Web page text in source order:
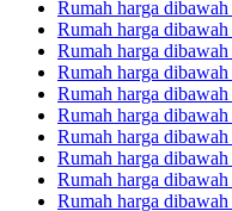
Rumah harga dibawah
Rumah harga dibawah
Rumah harga dibawah
Rumah harga dibawah
Rumah harga
Rumah harga
Rumah harga
Rumah harga
Rumah harga
Rumah harga